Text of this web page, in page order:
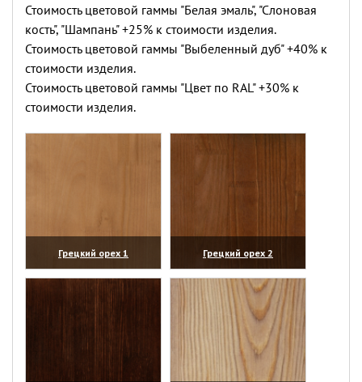
Стоимость цветовой гаммы "Белая эмаль", "Слоновая
кость", "Шампань" +25% к стоимости изделия.
Стоимость цветовой гаммы "Выбеленный дуб" +40% к
стоимости изделия.
Стоимость цветовой гаммы "Цвет по RAL" +30% к
стоимости изделия.
Грецкий орех 1
(увеличить)
Грецкий орех 2
(увеличить)